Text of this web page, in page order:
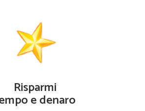
Risparmi
e denaro